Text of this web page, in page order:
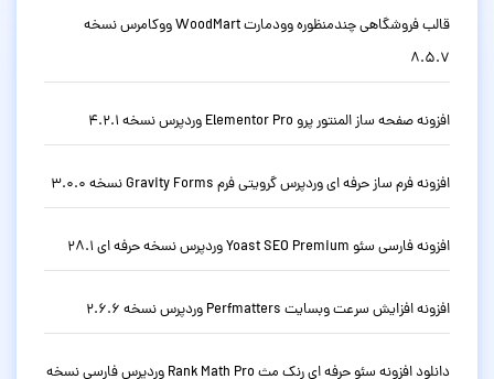
قالب فروشگاهی چندمنظوره وودمارت WoodMart ووکامرس نسخه
8.5.7
افزونه صفحه ساز المنتور پرو Elementor Pro وردپرس نسخه 4.2.1
افزونه فرم ساز حرفه ای وردپرس گرویتی فرم Gravity Forms نسخه 3.0.0
افزونه فارسی سئو Yoast SEO Premium وردپرس نسخه حرفه ای 28.1
افزونه افزایش سرعت وبسایت Perfmatters وردپرس نسخه 2.6.6
دانلود افزونه سئو حرفه ای رنک مث Rank Math Pro وردپرس فارسی نسخه